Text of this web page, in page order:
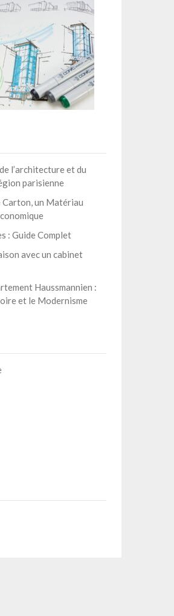
l’architecture et du
parisienne
Carton, un Matériau
: Guide Complet
avec un cabinet
Haussmannien :
et le Modernisme